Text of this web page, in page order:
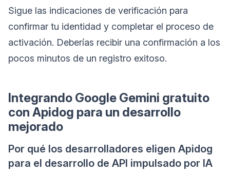
Sigue las indicaciones de verificación para
confirmar tu identidad y completar el proceso de
activación. Deberías recibir una confirmación a los
pocos minutos de un registro exitoso.
Integrando Google Gemini gratuito
con Apidog para un desarrollo
mejorado
Por qué los desarrolladores eligen Apidog
para el desarrollo de API impulsado por IA